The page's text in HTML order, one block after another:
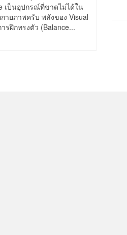
เป็นอุปกรณ์ที่ขาดไม่ได้ใน
ยภาพครับ พลังของ Visual
รฝึกทรงตัว (Balance...